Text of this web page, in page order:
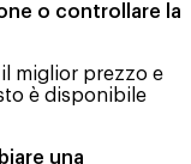
o controllare la
miglior prezzo e
è disponibile
una